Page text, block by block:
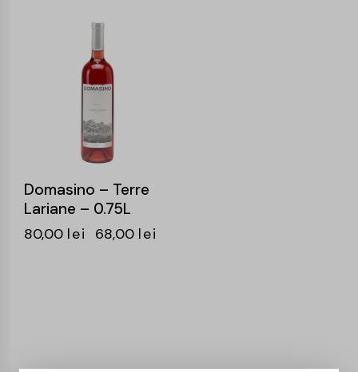
Domasino – Terre
Lariane – 0.75L
80,00 lei 68,00 lei